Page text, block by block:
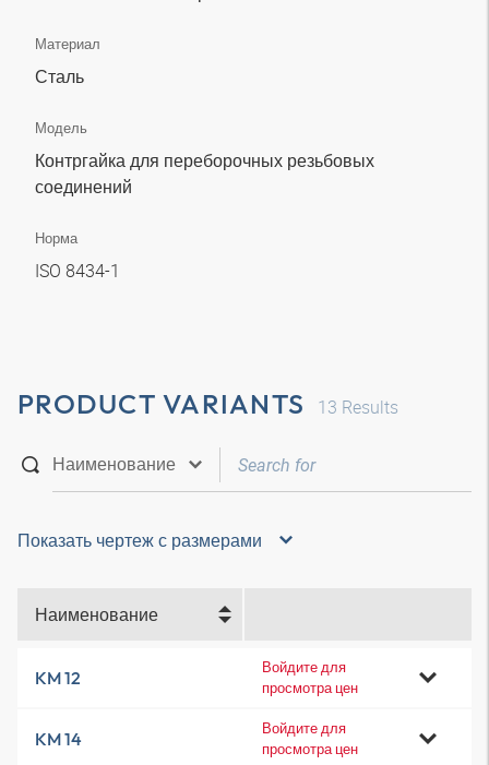
Материал
Сталь
Модель
Контргайка для переборочных резьбовых
соединений
Норма
ISO 8434-1
PRODUCT VARIANTS 13 Results
Показать чертеж с размерами
Наименование
KM 12
Войдите для
просмотра цен
KM 14
Войдите для
просмотра цен